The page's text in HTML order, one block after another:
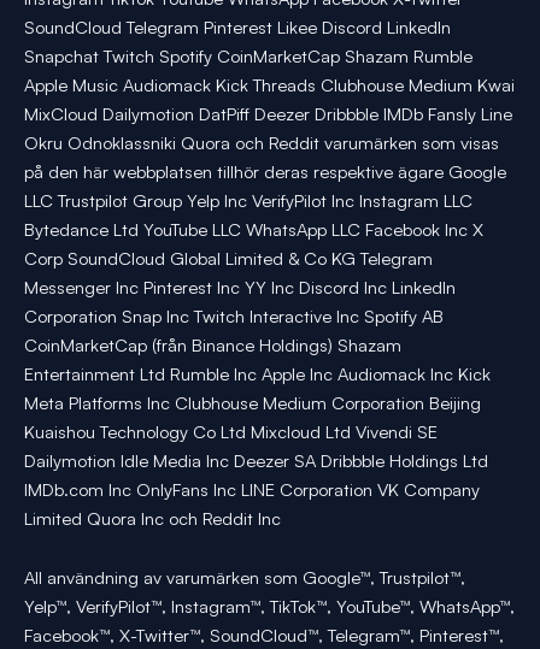
SoundCloud Telegram Pinterest Likee Discord LinkedIn
Snapchat Twitch Spotify CoinMarketCap Shazam Rumble
Apple Music Audiomack Kick Threads Clubhouse Medium Kwai
MixCloud Dailymotion DatPiff Deezer Dribbble IMDb Fansly Line
Okru Odnoklassniki Quora och Reddit varumärken som visas
på den här webbplatsen tillhör deras respektive ägare Google
LLC Trustpilot Group Yelp Inc VerifyPilot Inc Instagram LLC
Bytedance Ltd YouTube LLC WhatsApp LLC Facebook Inc X
Corp SoundCloud Global Limited & Co KG Telegram
Messenger Inc Pinterest Inc YY Inc Discord Inc LinkedIn
Corporation Snap Inc Twitch Interactive Inc Spotify AB
CoinMarketCap (från Binance Holdings) Shazam
Entertainment Ltd Rumble Inc Apple Inc Audiomack Inc Kick
Meta Platforms Inc Clubhouse Medium Corporation Beijing
Kuaishou Technology Co Ltd Mixcloud Ltd Vivendi SE
Dailymotion Idle Media Inc Deezer SA Dribbble Holdings Ltd
IMDb.com Inc OnlyFans Inc LINE Corporation VK Company
Limited Quora Inc och Reddit Inc
All användning av varumärken som Google™, Trustpilot™,
Yelp™, VerifyPilot™, Instagram™, TikTok™, YouTube™, WhatsApp™,
Facebook™, X-Twitter™, SoundCloud™, Telegram™, Pinterest™,